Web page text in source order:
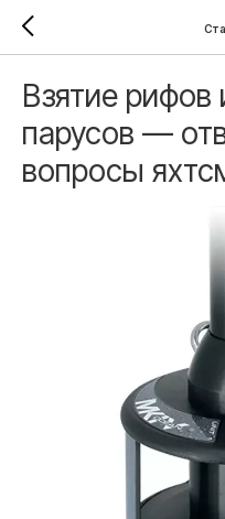
Взятие рифов
парусов —
вопросы